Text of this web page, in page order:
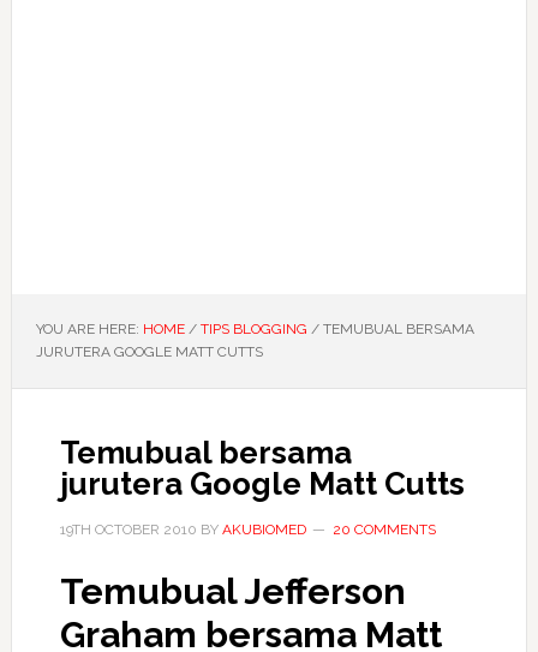
YOU ARE HERE: HOME / TIPS BLOGGING /TEMUBUAL BERSAMA
JURUTERA GOOGLE MATT CUTTS
Temubual bersama
jurutera Google Matt Cutts
19TH OCTOBER 2010 BY AKUBIOMED 20 COMMENTS
Temubual Jefferson
Graham bersama Matt